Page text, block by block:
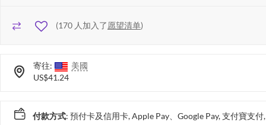
(170 人加入了愿望清单)
寄往:
美國
US$41.24
付款方式: 預付卡及信用卡, Apple Pay、Google Pay, 支付寶支